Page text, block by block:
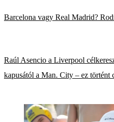
Barcelona vagy Real Madrid?
Raúl Asencio a Liverpool
kapusától a Man. City – ez történt